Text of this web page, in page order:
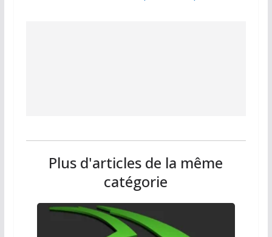
Plus d'articles de la même
catégorie